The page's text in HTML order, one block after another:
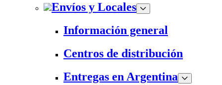
Envíos y Locales
Información general
Centros de distribución
Entregas en Argentina